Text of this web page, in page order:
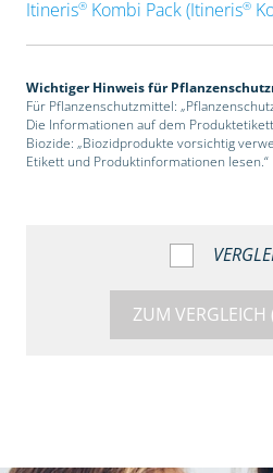
Itineris®Kombi Pack (Itineris®
Wichtiger Hinweis für
Für Pflanzenschutzmittel:
Die Informationen auf dem
Biozide: „Biozidprodukte vorsichtig
Etikett und Produktinformationen lesen.“
ZUM VERGLEICH